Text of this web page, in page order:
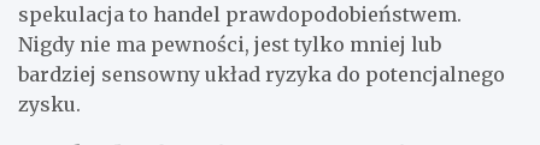
spekulacja to handel prawdopodobieństwem.
Nigdy nie ma pewności, jest tylko mniej lub
bardziej sensowny układ ryzyka do potencjalnego
zysku.